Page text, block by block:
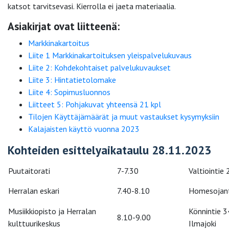
katsot tarvitsevasi. Kierrolla ei jaeta materiaalia.
Asiakirjat ovat liitteenä:
Markkinakartoitus
Liite 1 Markkinakartoituksen yleispalvelukuvaus
Liite 2: Kohdekohtaiset palvelukuvaukset
Liite 3: Hintatietolomake
Liite 4: Sopimusluonnos
Liitteet 5: Pohjakuvat yhteensä 21 kpl
Tilojen Käyttäjämäärät ja muut vastaukset kysymyksiin
Kalajaisten käyttö vuonna 2023
Kohteiden esittelyaikataulu 28.11.2023
Puutaitorati 7-7.30
Valtiointie
Herralan eskari
7.40-8.10
Musiikkiopisto ja Herralan
kulttuurikeskus
8.10-9.00
Könnintie
Ilmajoki